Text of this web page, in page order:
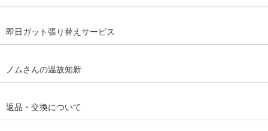
即日ガット張り替えサービス
ノムさんの温故知新
返品・交換について